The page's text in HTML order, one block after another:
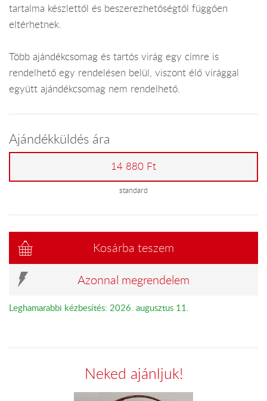
tartalma készlettől és beszerezhetőségtől függően
eltérhetnek.
Több ajándékcsomag és tartós virág egy címre is
rendelhető egy rendelésen belül, viszont élő virággal
együtt ajándékcsomag nem rendelhető.
Ajándékküldés ára
14 880 Ft
standard
Kosárba teszem
Azonnal megrendelem
Leghamarabbi kézbesítés: 2026. augusztus 11.
Neked ajánljuk!